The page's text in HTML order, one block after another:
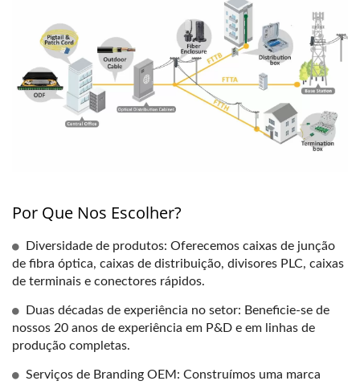
Por Que Nos Escolher?
Diversidade de produtos: Oferecemos caixas de junção
de fibra óptica, caixas de distribuição, divisores PLC, caixas
de terminais e conectores rápidos.
Duas décadas de experiência no setor: Beneficie-se de
nossos 20 anos de experiência em P&D e em linhas de
produção completas.
Serviços de Branding OEM: Construímos uma marca